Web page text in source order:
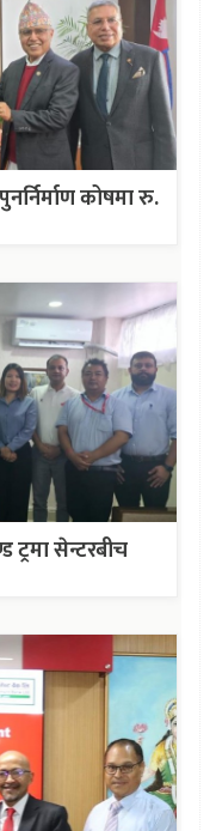
कोषमा रु.
सेन्टरबीच